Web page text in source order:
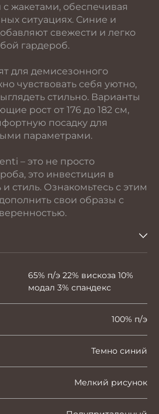
жакетами, обеспечивая
ситуациях. Синие и
свежести и легко
гардероб.
для демисезонного
чувствовать себя уютно,
стильно. Варианты
рост от 176 до 182 см,
посадку для
параметрами.
– это не просто
это инвестиция в
стиль. Ознакомьтесь с этим
свои образы с
65% п/э 22% вискоза 10%
модал 3% спандекс
100% п/э
Темно синий
Мелкий рисунок